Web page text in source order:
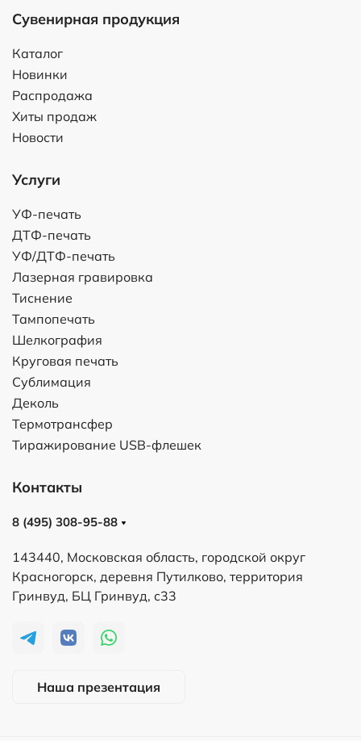
Сувенирная продукция
Каталог
Новинки
Распродажа
Хиты продаж
Новости
Услуги
УФ-печать
ДТФ-печать
УФ/ДТФ-печать
Лазерная гравировка
Тиснение
Тампопечать
Шелкография
Круговая печать
Сублимация
Деколь
Термотрансфер
Тиражирование USB-флешек
Контакты
8 (495) 308-95-88
143440, Московская область, городской округ
Красногорск, деревня Путилково, территория
Гринвуд, БЦ Гринвуд, с33
Наша презентация